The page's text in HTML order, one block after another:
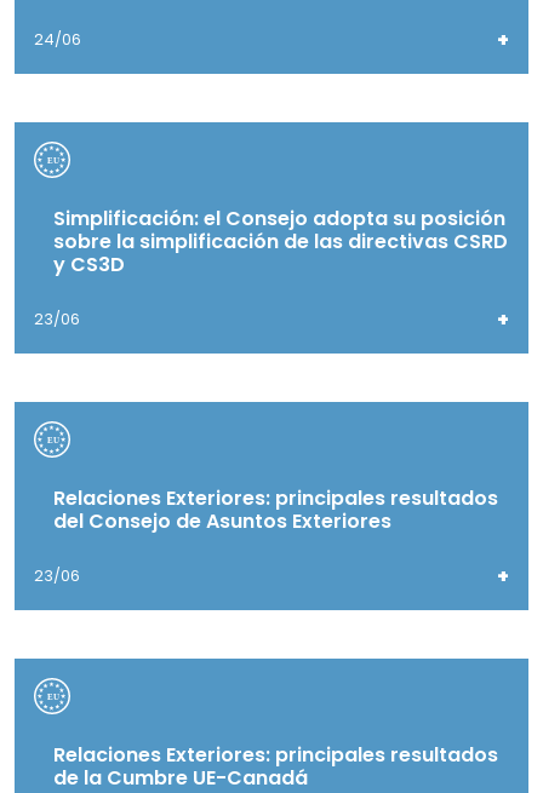
24/06 +
Simplificación: el Consejo adopta su posición
sobre la simplificación de las directivas CSRD
y CS3D
23/06 +
Relaciones Exteriores: principales resultados
del Consejo de Asuntos Exteriores
23/06 +
Relaciones Exteriores: principales resultados
de la Cumbre UE-Canadá